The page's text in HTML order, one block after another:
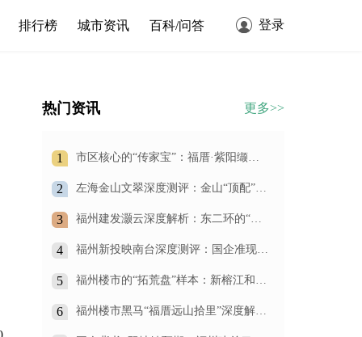
排行榜 城市资讯 百科/问答 登录
热门资讯 更多>>
1
市区核心的“传家宝”：福厝·紫阳缬
2
左海金山文翠深度测评：金山“顶配”改
3
福州建发灏云深度解析：东二环的“四
究竟值不值得？
4
福州新投映南台深度测评：国企准现房
5
福州楼市的“拓荒盘”样本：新榕江和
期持有的承诺
6
福州楼市黑马“福厝远山拾里”深度解